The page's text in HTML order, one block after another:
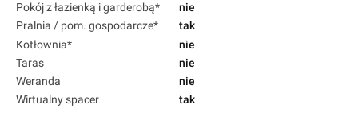
Pokój z łazienką i garderobą*
nie
Pralnia / pom. gospodarcze*
tak
Kotłownia*
nie
Taras
nie
Weranda
nie
Wirtualny spacer
tak